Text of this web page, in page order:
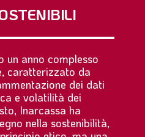
un anno complesso
caratterizzato da
dei dati
e volatilità dei
Inarcassa ha
nella sostenibilità,